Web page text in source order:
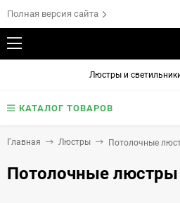
Полная версия сайта
Люстры и
КАТАЛОГ ТОВАРОВ
Главная Люстры Потолочные
Потолочные люстры